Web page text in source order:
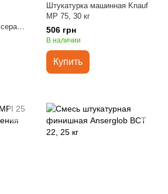
Штукатурка машинная Knauf
МP 75, 30 кг
506 грн
В наличии
Купить